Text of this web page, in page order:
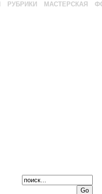
РУБРИКИ МАСТЕРСКАЯ